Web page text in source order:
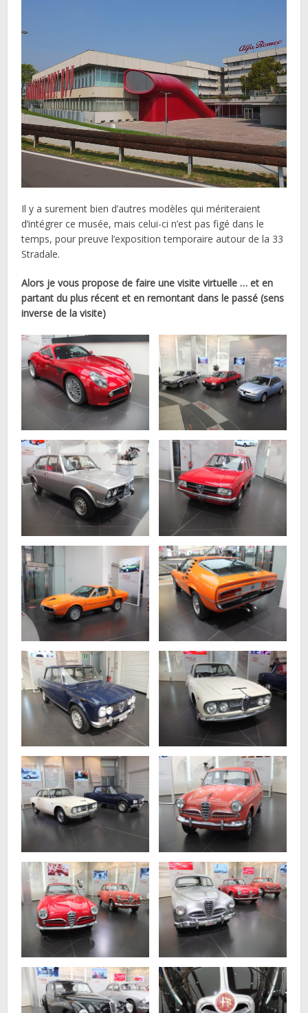
Il y a surement bien d’autres modèles qui mériteraient
d’intégrer ce musée, mais celui-ci n’est pas figé dans le
temps, pour preuve l’exposition temporaire autour de la 33
Stradale.
Alors je vous propose de faire une visite virtuelle … et en
partant du plus récent et en remontant dans le passé (sens
inverse de la visite)